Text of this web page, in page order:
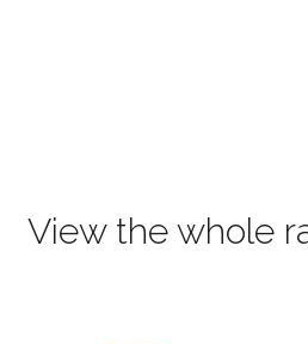
View the whole